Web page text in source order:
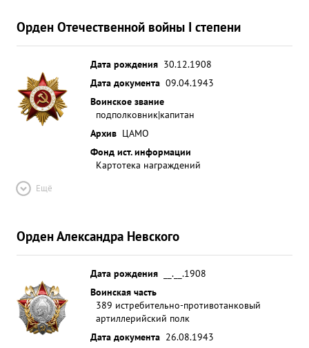
Орден Отечественной войны I степени
Дата рождения 30.12.1908
Дата документа 09.04.1943
Воинское звание
подполковник|капитан
Архив ЦАМО
Фонд ист. информации
Картотека награждений
Ещё
Орден Александра Невского
Дата рождения
__.__.1908
Воинская часть
389 истребительно-противотанковый
артиллерийский полк
Дата документа 26.08.1943